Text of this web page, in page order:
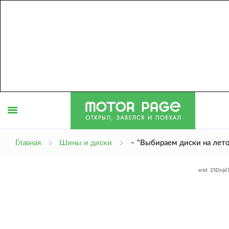
Главная Шины и диски – "Выбираем диски на
erid: